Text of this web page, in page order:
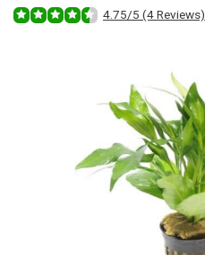
4.75/5 (4 Reviews)